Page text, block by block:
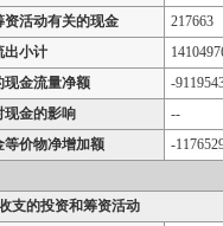
资活动有关的现金
217663
出小计
现金流量净额
-
现金的影响
--
等价物净增加额
-
支的投资和筹资活动